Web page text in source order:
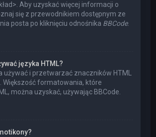
Aby uzyskać więcej informacji o
się z przewodnikiem dostępnym ze
posta po kliknięciu odnośnika BBCode.
języka HTML?
używać i przetwarzać znaczników HTML
Większość formatowania, które
można uzyskać, używając BBCode.